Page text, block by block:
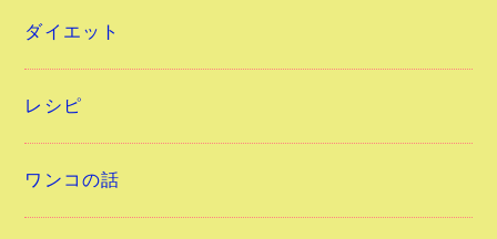
ダイエット
レシピ
ワンコの話